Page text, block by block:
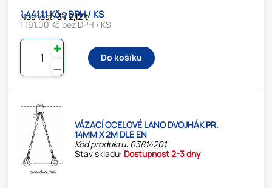
Nosnost:3 / 2,12 t
1 441.11 Kč s DPH / KS
1 191.00 Kč bez DPH / KS
⚊
✚
Do košíku
VÁZACÍ OCELOVÉ LANO DVOJHÁK PR.
14MM X 2M DLE EN
Kód produktu: 03814201
Stav skladu: Dostupnost 2-3 dny